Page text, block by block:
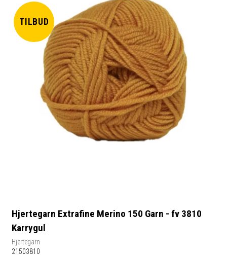
TILBUD
Hjertegarn Extrafine Merino 150 Garn - fv 3810
Karrygul
Hjertegarn
21503810